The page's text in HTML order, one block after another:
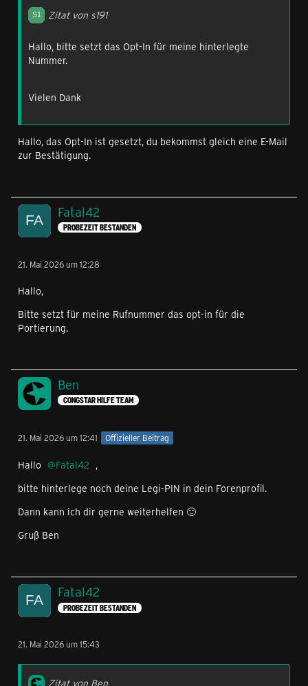
Zitat von s191
Hallo, bitte setzt das Opt-In für meine hinterlegte
Nummer.
Vielen Dank
Hallo, das Opt-In ist gesetzt, du bekommst gleich eine E-Mail
zur Bestätigung.
Fatal42
PROBEZEIT BESTANDEN
21. Mai 2026 um 12:28
Hallo,
Bitte setzt für meine Rufnummer das opt-in für die
Portierung.
Ben
CONGSTAR HILFE TEAM
21. Mai 2026 um 12:41 Offizieller Beitrag
Hallo Fatal42 ,
bitte hinterlege noch deine Legi-PIN in dein Forenprofil.
Dann kann ich dir gerne weiterhelfen 🙂
Gruß Ben
Fatal42
PROBEZEIT BESTANDEN
21. Mai 2026 um 15:43
Zitat von Ben